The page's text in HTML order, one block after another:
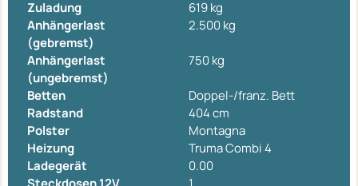
Zuladung
619 kg
Anhängerlast
(gebremst)
2.500 kg
Anhängerlast
(ungebremst)
750 kg
Betten
Doppel-/franz. Bett
Radstand
404 cm
Polster
Montagna
Heizung
Truma Combi 4
Ladegerät
0.00